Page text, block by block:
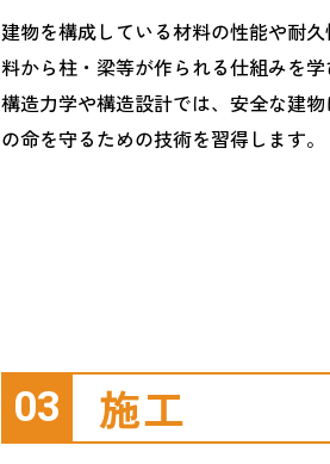
建物を構成している材料の性能や耐
料から柱・梁等が作られる仕組みを
構造力学や構造設計では、安全な建
の命を守るための技術を習得します。
03 施工